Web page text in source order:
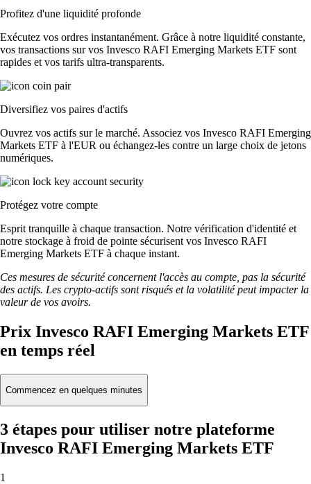
Profitez d'une liquidité profonde
Exécutez vos ordres instantanément. Grâce à notre liquidité constante,
vos transactions sur vos Invesco RAFI Emerging Markets ETF sont
rapides et vos tarifs ultra-transparents.
Diversifiez vos paires d'actifs
Ouvrez vos actifs sur le marché. Associez vos Invesco RAFI Emerging
Markets ETF à l'EUR ou échangez-les contre un large choix de jetons
numériques.
Protégez votre compte
Esprit tranquille à chaque transaction. Notre vérification d'identité et
notre stockage à froid de pointe sécurisent vos Invesco RAFI
Emerging Markets ETF à chaque instant.
Ces mesures de sécurité concernent l'accès au compte, pas la sécurité
des actifs. Les crypto-actifs sont risqués et la volatilité peut impacter la
valeur de vos avoirs.
Prix Invesco RAFI Emerging Markets ETF
en temps réel
Commencez en quelques minutes
3 étapes pour utiliser notre plateforme
Invesco RAFI Emerging Markets ETF
1